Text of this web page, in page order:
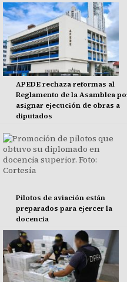
APEDE rechaza reformas al
Reglamento de la Asamblea
asignar ejecución de obras a
diputados
Pilotos de aviación están
preparados para ejercer la
docencia